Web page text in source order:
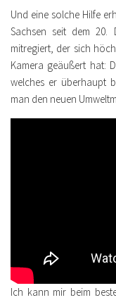
Und eine solche Hilfe
Sachsen seit dem 20.
mitregiert, der sich
Kamera geäußert hat:
welches er überhaupt
man den neuen
Ich kann mir beim